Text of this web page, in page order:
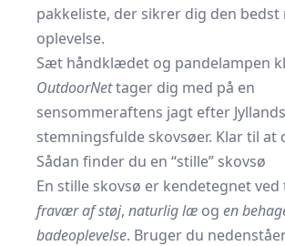
pakkeliste, der sikrer dig den bedst
oplevelse.
Sæt håndklædet og pandelampen
OutdoorNettager dig med på en
sensommeraftens jagt efter
stemningsfulde skovsøer. Klar til at
Sådan finder du en “stille” skovsø
En stille skovsø er kendetegnet
fravær af støj, naturlig læ og en
badeoplevelse. Bruger du